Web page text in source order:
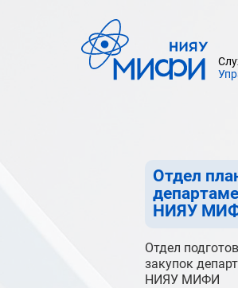
Департамент
НИЯУ МИФИ
Отдел
НИЯУ
Отдел
закупок
НИЯУ МИФИ